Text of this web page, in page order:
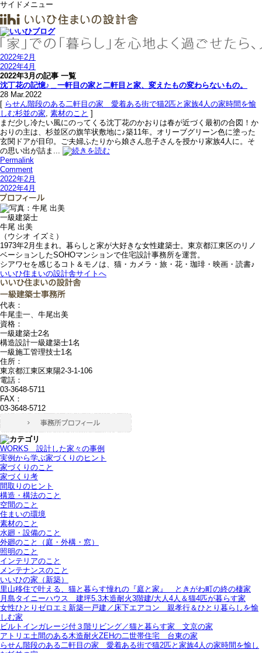
サイドメニュー
2022年2月
2022年4月
2022年3月の記事 一覧
沈丁花の記憶♪＿一軒目の家と二軒目と家、変えたもの変わらないもの。
28 Mar.2022
[ らせん階段のある二軒目の家＿愛着ある街で猫2匹と家族4人の家時間を愉
しむ杉並の家, 素材のこと ]
まだ少し冷たい風にのってくる沈丁花のかおりは春が近づく最初の合図！か
おりの主は、杉並区の旗竿状敷地に♪築11年。オリーブグリーン色に塗った
玄関ドアが目印。ご夫婦ふたりから娘さん息子さんを授かり家族4人に。そ
の思い出が詰ま...
Permalink
Comment
2022年2月
2022年4月
一級建築士
牛尾 出美
（ウシオ イズミ）
1973年2月生まれ。暮らしと家が大好きな女性建築士。東京都江東区のリノ
ベーションしたSOHOマンションで住宅設計事務所を運営。
シアワセを感じるコト＆モノは、猫・カメラ・旅・花・珈琲・映画・読書♪
いいひ住まいの設計舎サイトへ
代表：
牛尾圭一、牛尾出美
資格：
一級建築士2名
構造設計一級建築士1名
一級施工管理技士1名
住所：
東京都江東区東陽2-3-1-106
電話：
03-3648-5711
FAX：
03-3648-5712
WORKS＿設計した家々の事例
実例から学ぶ家づくりのヒント
家づくりのこと
家づくり考
間取りのヒント
構造・構法のこと
空間のこと
住まいの環境
素材のこと
水廻・設備のこと
外廻のこと（庭・外構・窓）
照明のこと
インテリアのこと
メンテナンスのこと
いいひの家（新築）
里山移住で叶える、猫と暮らす憧れの『庭と家』＿ときがわ町の終の棲家
月島タイニーハウス＿建坪5.3木造耐火3階建/大人4人＆猫4匹が暮らす家
女性ひとりゼロエミ新築一戸建／床下エアコン＿親孝行＆ひとり暮らしを愉
しむ家
ビルトインガレージ付３階リビング／猫と暮らす家＿文京の家
アトリエ土間のある木造耐火ZEHの二世帯住宅＿台東の家
らせん階段のある二軒目の家＿愛着ある街で猫2匹と家族4人の家時間を愉し